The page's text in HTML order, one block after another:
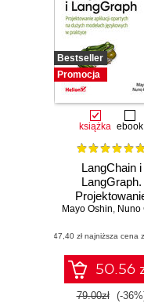
Bestseller
Promocja
książka ebook
LangChain i
LangGraph.
aplikacji
modelach
językowych
praktyce
Mayo Oshin, Nuno
(47,40 zł najniższa cena
50.56
79.00zł (-